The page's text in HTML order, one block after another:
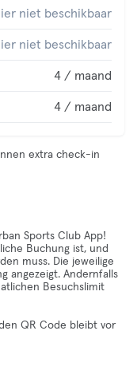
niet beschikbaar
niet beschikbaar
4 / maand
4 / maand
extra check-in
Sports Club App!
Buchung ist, und
muss. Die jeweilige
angezeigt. Andernfalls
Besuchslimit
QR Code bleibt vor